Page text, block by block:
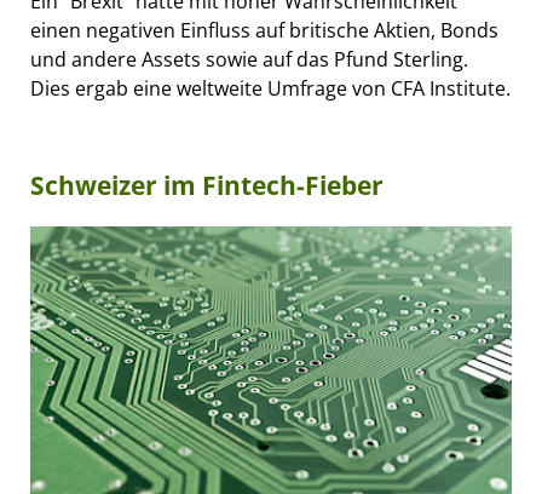
einen negativen Einfluss auf britische Aktien, Bonds
und andere Assets sowie auf das Pfund Sterling.
Dies ergab eine weltweite Umfrage von CFA Institute.
Schweizer im Fintech-Fieber